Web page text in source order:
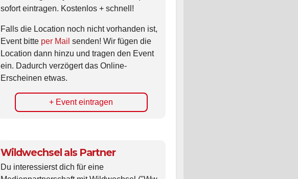
sofort eintragen. Kostenlos + schnell!
Falls die Location noch nicht vorhanden ist,
Event bitte per Mail senden! Wir fügen die
Location dann hinzu und tragen den Event
ein. Dadurch verzögert das Online-
Erscheinen etwas.
+ Event eintragen
Wildwechsel als Partner
Du interessierst dich für eine